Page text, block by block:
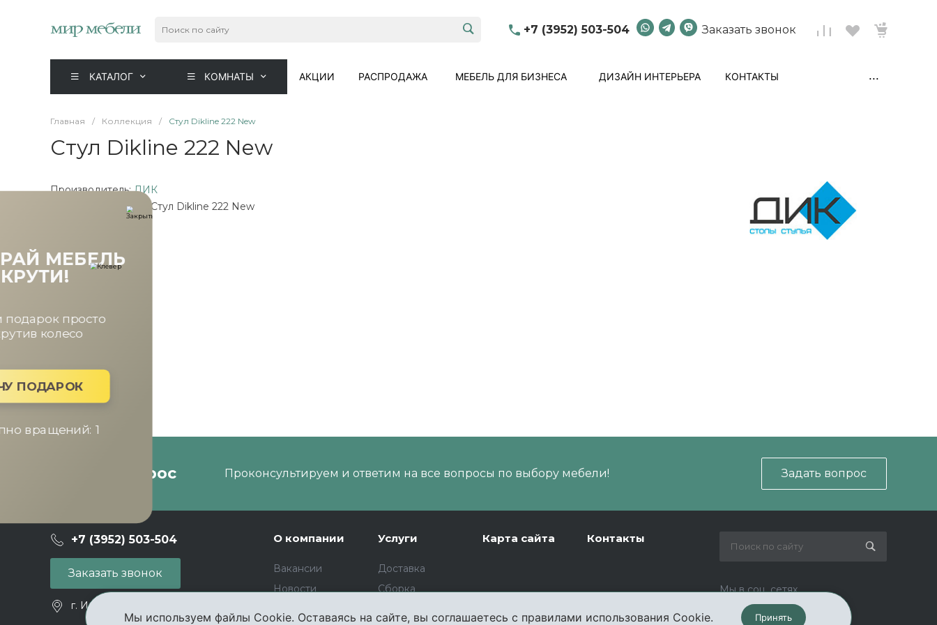
+7 (3952) 503-504 Заказать звонок
КАТАЛОГ КОМНАТЫ АКЦИИ РАСПРОДАЖА МЕБЕЛЬ ДЛЯ БИЗНЕСА ДИЗАЙН ИНТЕРЬЕРА КОНТАКТЫ ...
Главная / Коллекция / Стул Dikline 222 New
Стул Dikline 222 New
Производитель:ДИК
Коллекция мебели: Стул Dikline 222 New
Товары
Задать вопрос Проконсультируем и ответим на все вопросы по выбору мебели! Задать вопрос
+7 (3952) 503-504
Заказать звонок
г. Иркутск, ул. Партизанская, 56
О компании
Вакансии
Новости
Услуги
Доставка
Сборка
Карта сайта Контакты
Мы в соц. сетях
ВЫИГРАЙ МЕБЕЛЬ
КРУТИ!
Получи подарок просто
Доступно вращений: 1
Мы используем файлы Cookie. Оставаясь на сайте, вы соглашаетесь с правилами использования Cookie. Принять